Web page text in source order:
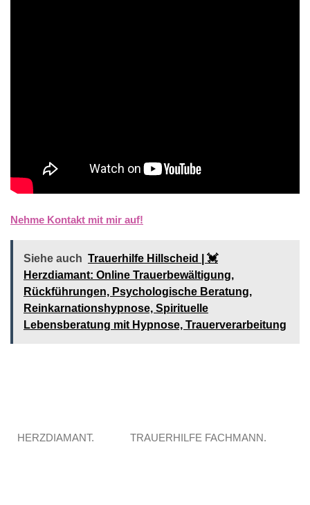
Nehme Kontakt mit mir auf!
Siehe auch Trauerhilfe Hillscheid | 💓️️
Herzdiamant: Online Trauerbewältigung,
Rückführungen, Psychologische Beratung,
Reinkarnationshypnose, Spirituelle
Lebensberatung mit Hypnose, Trauerverarbeitung
HERZDIAMANT. TRAUERHILFE FACHMANN.